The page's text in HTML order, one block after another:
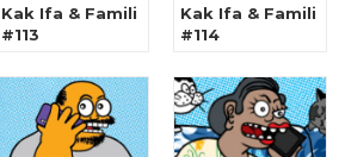
Kak Ifa & Famili
#113
Kak Ifa & Famili
#114